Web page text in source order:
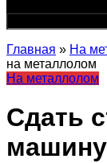
Главная » На
на металлолом
На металлолом
Сдать